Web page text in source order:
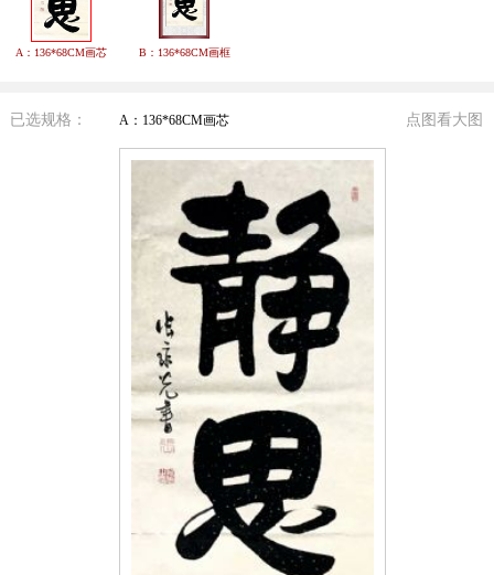
A：136*68CM画芯 B：136*68CM画框
已选规格： A：136*68CM画芯 点图看大图